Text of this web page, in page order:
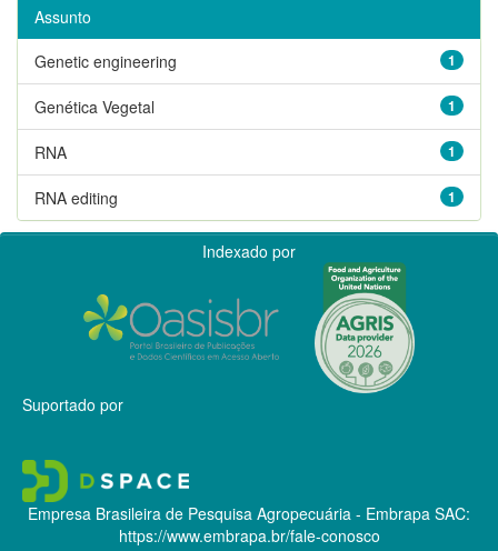
Assunto
1
Genetic engineering
1
Genética Vegetal
1
RNA
1
RNA editing
Indexado por
Suportado por
Empresa Brasileira de Pesquisa Agropecuária - Embrapa SAC:
https://www.embrapa.br/fale-conosco